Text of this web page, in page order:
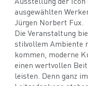
ausgewählten
Jürgen Norbert Fux.
Die Veranstaltung
stilvollem Ambiente
kommen, moderne
einen wertvollen
leisten. Denn ganz